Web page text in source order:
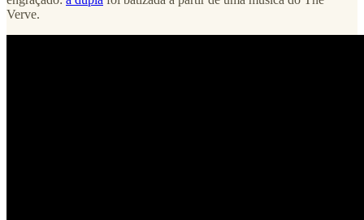
Verve.